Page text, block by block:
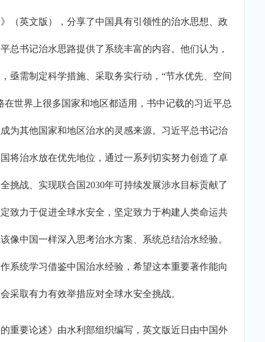
（英文版），分享了中国具有引领性的治水思想、政
总书记治水思路提供了系统丰富的内容。他们认为，
亟需制定科学措施、采取务实行动，“节水优先、空间
世界上很多国家和地区都适用，书中记载的习近平总
为其他国家和地区治水的灵感来源。习近平总书记治
将治水放在优先地位，通过一系列切实努力创造了卓
挑战、实现联合国2030年可持续发展涉水目标贡献了
致力于促进全球水安全，坚定致力于构建人类命运共
像中国一样深入思考治水方案、系统总结治水经验。
系统学习借鉴中国治水经验，希望这本重要著作能向
采取有力有效举措应对全球水安全挑战。
要论述》由水利部组织编写，英文版近日由中国外